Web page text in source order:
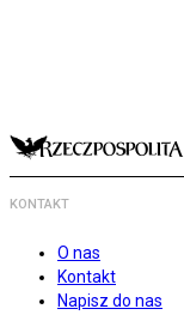
KONTAKT
O nas
Kontakt
Napisz do nas